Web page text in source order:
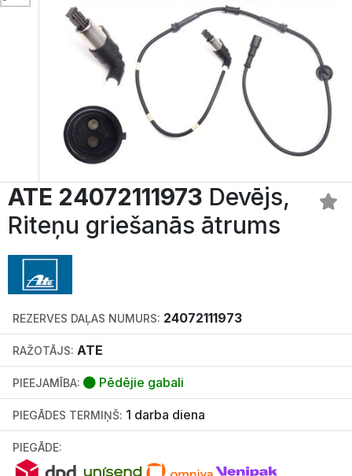
ATE 24072111973 Devējs,
Riteņu griešanās ātrums
REZERVES DAĻAS NUMURS: 24072111973
RAŽOTĀJS: ATE
PIEEJAMĪBA: Pēdējie gabali
PIEGĀDES TERMIŅŠ: 1 darba diena
PIEGĀDE: